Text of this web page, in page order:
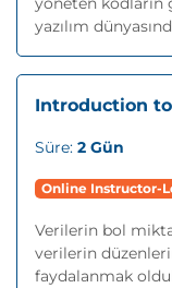
yazılım
Introduction
Süre: 2 Gün
Online Instructor-
Verilerin bol
verilerin
faydalanmak